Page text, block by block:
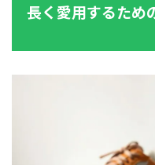
長く愛用するため